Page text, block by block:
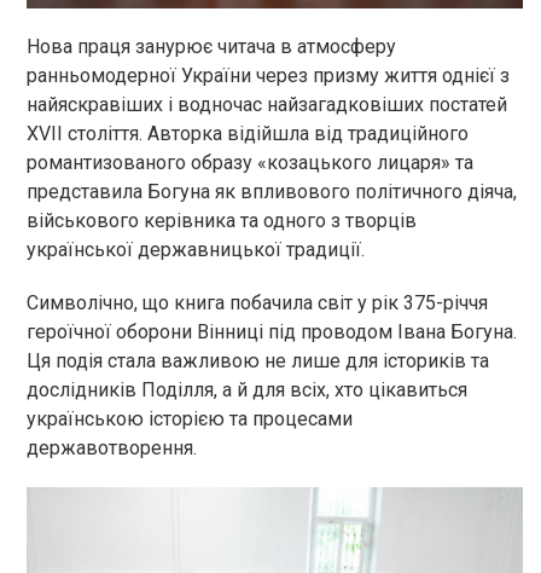
Нова праця занурює читача в атмосферу
ранньомодерної України через призму життя однієї з
найяскравіших і водночас найзагадковіших постатей
XVII століття. Авторка відійшла від традиційного
романтизованого образу «козацького лицаря» та
представила Богуна як впливового політичного діяча,
військового керівника та одного з творців
української державницької традиції.
Символічно, що книга побачила світ у рік 375-річчя
героїчної оборони Вінниці під проводом Івана Богуна.
Ця подія стала важливою не лише для істориків та
дослідників Поділля, а й для всіх, хто цікавиться
українською історією та процесами
державотворення.